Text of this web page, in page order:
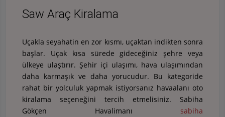
Saw Araç Kiralama
Uçakla seyahatin en zor kısmı, uçaktan indikten sonra
başlar. Uçak kısa sürede gideceğiniz şehre veya
ülkeye ulaştırır. Şehir içi ulaşımı, hava ulaşımından
daha karmaşık ve daha yorucudur. Bu kategoride
rahat bir yolculuk yapmak istiyorsanız havaalanı oto
kiralama seçeneğini tercih etmelisiniz. Sabiha
Gökçen Havalimanı sabiha